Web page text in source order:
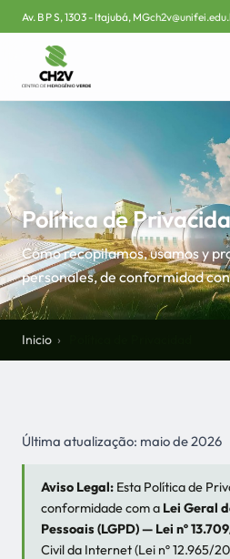
Av. B P S, 1303 - Itajubá, MG
Política de
Cómo recopilamos, usamos y
personales, de conformidad
Inicio
Última atualização: maio de 2026
Aviso Legal: Esta Política de
conformidade com a Lei Geral
Pessoais (LGPD) — Lei nº
Civil da Internet (Lei nº 12.965/